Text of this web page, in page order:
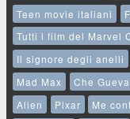
Teen movie italiani
Tutti i film del Marvel
Il signore degli anelli
Mad Max
Che
Alien
Pixar Me